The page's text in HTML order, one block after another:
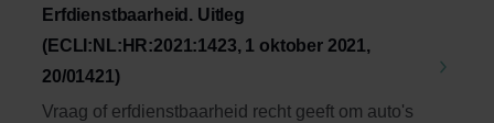
Erfdienstbaarheid. Uitleg
(ECLI:NL:HR:2021:1423, 1 oktober 2021,
20/01421)
Vraag of erfdienstbaarheid recht geeft om auto's